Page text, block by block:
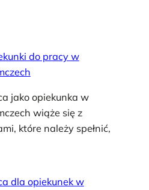
do pracy w
jako opiekunka w
wiąże się z
które należy spełnić,
dla opiekunek w